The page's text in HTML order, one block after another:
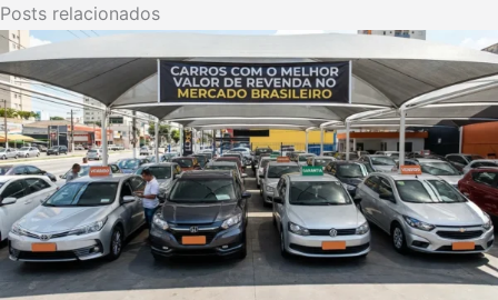
Posts relacionados